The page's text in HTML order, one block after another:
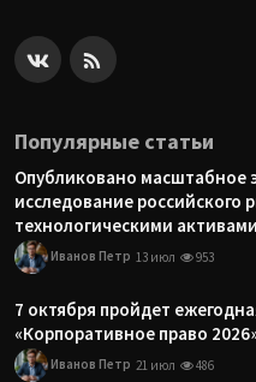
Популярные статьи
Опубликовано масштабное
исследование российского
технологическими
Иванов Петр 13 июл 953
7 октября пройдет
«Корпоративное право
Иванов Петр 21 июл 486